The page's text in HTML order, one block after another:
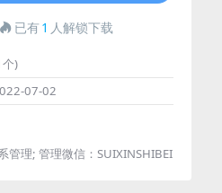
已有1 人解锁下载
)
07-02
管理; 管理微信：SUIXINSHIBEI